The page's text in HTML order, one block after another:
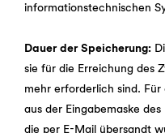
informationstechnischen
Dauer der Speicherung:
sie für die Erreichung des
mehr erforderlich sind.
aus der Eingabemaske
die per E-Mail übersandt